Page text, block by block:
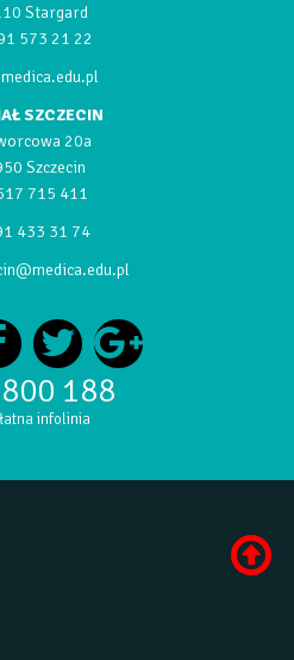
Stargard
573 21 22
SZCZECIN
20a
Szczecin
715 411
433 31 74
188
infolinia